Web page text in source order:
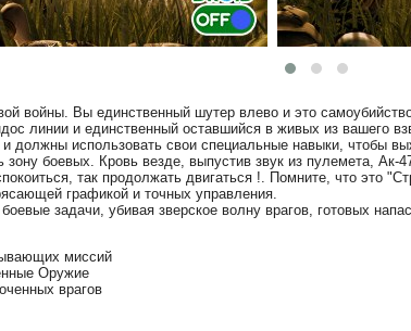
войны. Вы единственный шутер влево и это
линии и единственный оставшийся в живых из вашего
должны использовать свои специальные навыки, чтобы
зону боевых. Кровь везде, выпустив звук из пулемета, Ак-
так продолжать двигаться !. Помните, что это
графикой и точных управления.
задачи, убивая зверское волну врагов, готовых
миссий
Оружие
врагов